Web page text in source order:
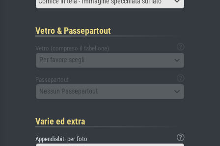
Vetro & Passepartout
Vetro (compreso il tabellone)
Per favore scegli
Passepartout
Nessun Passepartout
Varie ed extra
Appendiabiti per foto